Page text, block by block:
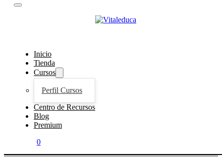
Inicio
Tienda
Cursos
Perfil Cursos
Centro de Recursos
Blog
Premium
0